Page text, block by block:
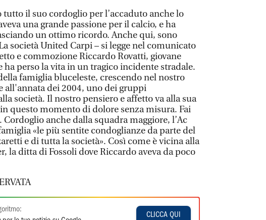
tutto il suo cordoglio per l’accaduto anche lo
una grande passione per il calcio, e ha
un ottimo ricordo. Anche qui, sono
società United Carpi – si legge nel comunicato
e commozione Riccardo Rovatti, giovane
ha perso la vita in un tragico incidente stradale.
famiglia bluceleste, crescendo nel nostro
all'annata dei 2004, uno dei gruppi
società. Il nostro pensiero e affetto va alla sua
questo momento di dolore senza misura. Fai
anche dalla squadra maggiore, l’Ac
«le più sentite condoglianze da parte del
e di tutta la società». Così come è vicina alla
la ditta di Fossoli dove Riccardo aveva da poco
CLICCA QUI